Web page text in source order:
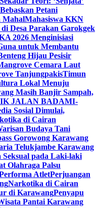
Petani
MahalMahasiswa KKN
Desa Parakan Garokgek
2026 Menginisiasi
untuk Membantu
Hijau Pesisir
Cemara Laut
TanjungpakisTimun
Lokal Menuju
Masih Banjir Sampah,
JALAN BADAMI-
Sosial Dimulai,
di Cairan
Budaya Tani
Gorowong Karawang
Telukjambe Karawang
Seksual pada Laki-laki
Olahraga Palsu
AtletPerjuangan
Narkotika di Cairan
di KarawangPenyapu
Pantai Karawang